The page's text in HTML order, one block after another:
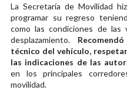
La Secretaría de Movilidad
programar su regreso
como las condiciones de
desplazamiento.
técnico del vehículo,
las indicaciones de las
en los principales
movilidad.